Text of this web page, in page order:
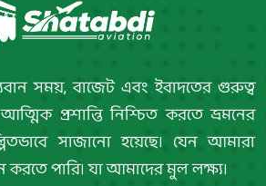
সময়, বাজেট এবং ইবাদতের গুরুত্ব
প্রশান্তি নিশ্চিত করতে ভ্রমনের
সাজানো হয়েছে। যেন আমারা
পারি। যা আমাদের মুল লক্ষ্য।